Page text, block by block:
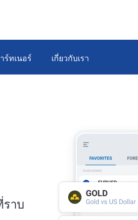
ร์ทเนอร์ เกี่ยวกับเรา
าบ